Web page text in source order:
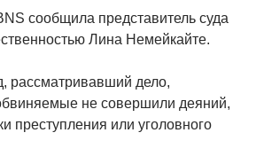
сообщила представитель суда
Лина Немейкайте.
рассматривавший дело,
не совершили деяний,
преступления или уголовного